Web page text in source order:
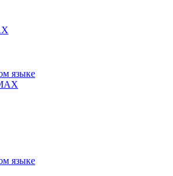
языке
языке